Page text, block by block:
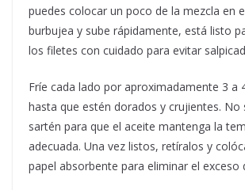
puedes colocar un poco de la mezcla en
burbujea y sube rápidamente, está listo
los filetes con cuidado para evitar
Fríe cada lado por aproximadamente 3 a
hasta que estén dorados y crujientes. No
sartén para que el aceite mantenga la
adecuada. Una vez listos, retíralos y
papel absorbente para eliminar el exceso